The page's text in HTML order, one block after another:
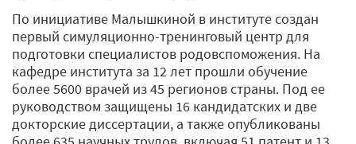
По инициативе Малышкиной в институте создан
первый симуляционно-тренинговый центр для
подготовки специалистов родовспоможения. На
кафедре института за 12 лет прошли обучение
более 5600 врачей из 45 регионов страны. Под ее
руководством защищены 16 кандидатских и две
докторские диссертации, а также опубликованы